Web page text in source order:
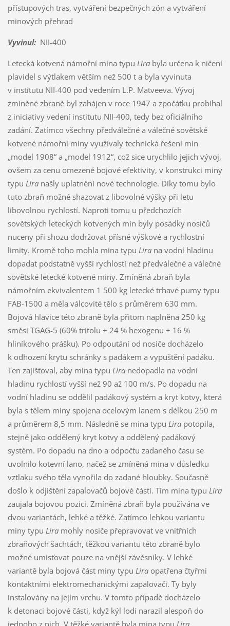
přístupových tras, vytváření bezpečných zón a vytváření
minových přehrad
Vyvinul:NII-400
Letecká kotvená námořní mina typu Lirabyla určena k ničení
plavidel s výtlakem větším než 500 t a byla vyvinuta
v institutu NII-400 pod vedením L.P. Matveeva. Vývoj
zmíněné zbraně byl zahájen v roce 1947 a zpočátku probíhal
z iniciativy vedení institutu NII-400, tedy bez oficiálního
zadání. Zatímco všechny předválečné a válečné sovětské
kotvené námořní miny využívaly technická řešení min
„model 1908“ a „model 1912“, což sice urychlilo jejich vývoj,
ovšem za cenu omezené bojové efektivity, v konstrukci miny
typu Liranašly uplatnění nové technologie. Díky tomu bylo
tuto zbraň možné shazovat z libovolné výšky při letu
libovolnou rychlostí. Naproti tomu u předchozích
sovětských leteckých kotvených min byly posádky nosičů
nuceny při shozu dodržovat přísné výškové a rychlostní
limity. Kromě toho mohla mina typu Lirana vodní hladinu
dopadat podstatně vyšší rychlostí než předválečné a válečné
sovětské letecké kotvené miny. Zmíněná zbraň byla
námořním ekvivalentem 1 500 kg letecké trhavé pumy typu
FAB-1500 a měla válcovité tělo s průměrem 630 mm.
Bojová hlavice této zbraně byla přitom naplněna 250 kg
směsi TGAG-5 (60% tritolu + 24 % hexogenu + 16 %
hliníkového prášku). Po odpoutání od nosiče docházelo
k odhození krytu schránky s padákem a vypuštění padáku.
Ten zajišťoval, aby mina typu Liranedopadla na vodní
hladinu rychlostí vyšší než 90 až 100 m/s. Po dopadu na
vodní hladinu se oddělil padákový systém a kryt kotvy, která
byla s tělem miny spojena ocelovým lanem s délkou 250 m
a průměrem 8,5 mm. Následně se mina typu Lirapotopila,
stejně jako oddělený kryt kotvy a oddělený padákový
systém. Po dopadu na dno a odpočtu zadaného času se
uvolnilo kotevní lano, načež se zmíněná mina v důsledku
vztlaku svého těla vynořila do zadané hloubky. Současně
došlo k odjištění zapalovačů bojové části. Tím mina typu Lira
zaujala bojovou pozici. Zmíněná zbraň byla používána ve
dvou variantách, lehké a těžké. Zatímco lehkou variantu
miny typu Liramohly nosiče přepravovat ve vnitřních
zbraňových šachtách, těžkou variantu této zbraně bylo
možné umisťovat pouze na vnější závěsníky. V lehké
variantě byla bojová část miny typu Liraopatřena čtyřmi
kontaktními elektromechanickými zapalovači. Ty byly
instalovány na jejím vrchu. V tomto případě docházelo
k detonaci bojové části, když kýl lodi narazil alespoň do
jednoho z nich. V těžké variantě byla mina typu Lira